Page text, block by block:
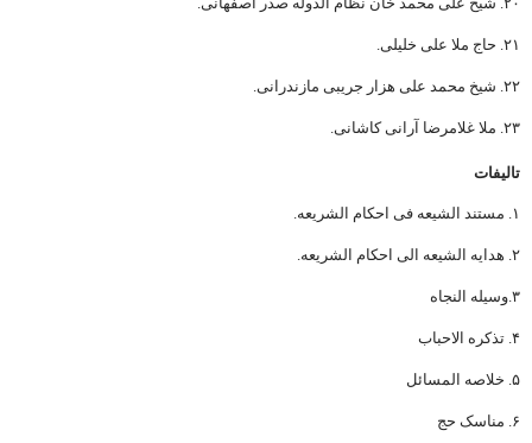
۲۱. حاج ملا علی خلیلی.
۲۲. شیخ محمد علی هزار جریبی مازندرانی.
۲۳. ملا غلامرضا آرانی کاشانی.
تالیفات
۱. مستند الشیعه فی احکام الشریعه.
۲. هدایه الشیعه الی احکام الشریعه.
۳.وسیله النجاه
۴. تذکره الاحباب
۵. خلاصه المسائل
۶. مناسک حج